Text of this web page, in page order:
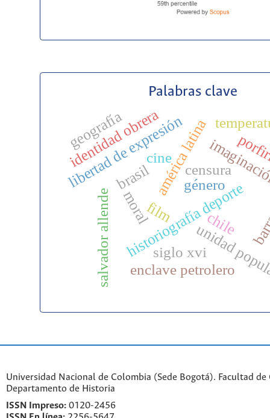
Palabras clave
historiografía deporte
américa latinacensura
cine
film chile
salvador allende unidad
libertad de expresión
enclave petrolero
identidad obrera
moral
siglo xvi
brasil
geografía
género
Universidad Nacional de Colombia (Sede Bogotá). Facultad de
Departamento de Historia
ISSN Impreso: 0120-2456